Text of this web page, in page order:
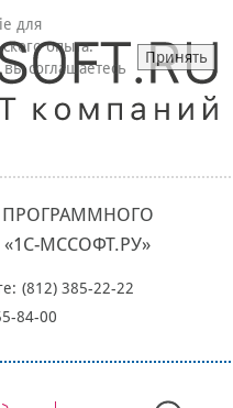
ПРОГРАММНОГО
МССОФТ.РУ»
(812) 385-22-22
84-00
для
опыта.
соглашаетесь
Принять